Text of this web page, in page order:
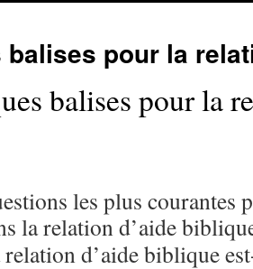
balises pour la
balises pour la
les plus courantes
la relation d’aide
d’aide biblique